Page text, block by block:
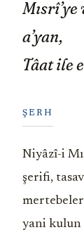
a’yan,
Tâat ile
ŞERH
Niyâzî-i
şerifi,
yani kulun